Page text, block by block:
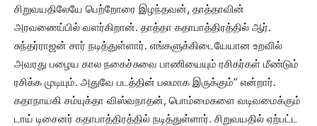
சிறுவயதிலேயே பெற்றோரை இழந்தவன், தாத்தாவின்
அரவணைப்பில் வளர்கிறான். தாத்தா கதாபாத்திரத்தில் ஆர்.
சுந்தர்ராஜன் சார் நடித்துள்ளார். எங்களுக்கிடையேயான உறவில்
அவரது பழைய கால நகைச்சுவை பாணியையும் ரசிகர்கள் மீண்டும்
ரசிக்க முடியும். அதுவே படத்தின் பலமாக இருக்கும்” என்றார்.
கதாநாயகி சம்யுக்தா விஸ்வநாதன், பொம்மைகளை வடிவமைக்கும்
டாய் டிசைனர் கதாபாத்திரத்தில் நடித்துள்ளார். சிறுவயதில் ஏற்பட்ட